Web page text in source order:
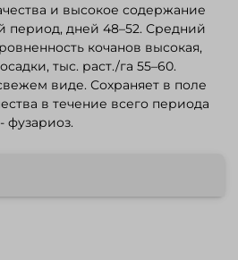
и высокое содержание
период, дней 48–52. Средний
кочанов высокая,
тыс. раст./га 55–60.
виде. Сохраняет в поле
в течение всего периода
фузариоз.